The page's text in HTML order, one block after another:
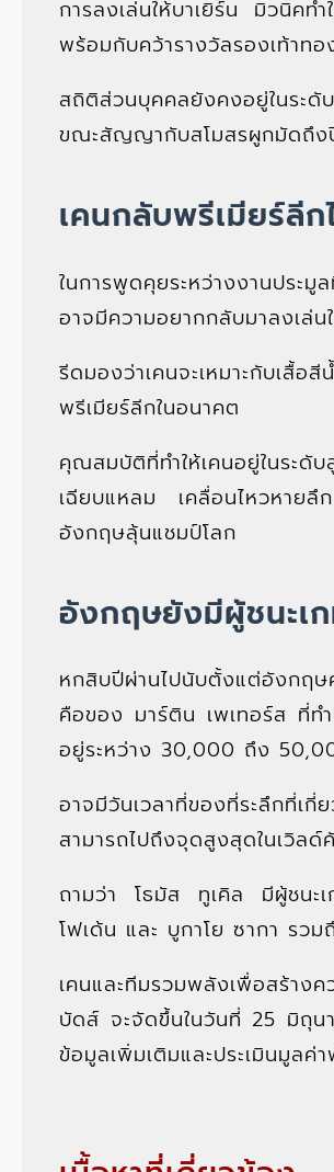
การลงเล่นให้บาเยิร์น มิวนิค
พร้อมกับคว้ารางวัลรองเท้าท
สถิติส่วนบุคคลยังคงอยู่ในระ
ขณะสัญญากับสโมสรผูกมัดถึงปี
เคนกลับพรีเมียร์ลี
ในการพูดคุยระหว่างงานประ
อาจมีความอยากกลับมาลงเล่
รีดมองว่าเคนจะเหมาะกับเสื้อ
พรีเมียร์ลีกในอนาคต
คุณสมบัติที่ทำให้เคนอยู่ในระดับ
เฉียบแหลม เคลื่อนไหวหาย
อังกฤษลุ้นแชมป์โลก
อังกฤษยังมีผู้ชนะเ
หกสิบปีผ่านไปนับตั้งแต่อังกฤ
คือของ มาร์ติน เพเทอร์ส ที่ท
อยู่ระหว่าง 30,000 ถึง
อาจมีวันเวลาที่ของที่ระลึกที่
สามารถไปถึงจุดสูงสุดในเวิลด์
ถามว่า โธมัส ทูเคิล มีผู้ชนะ
โฟเด้น และ บูกาโย ซากา รว
เคนและทีมรวมพลังเพื่อสร้าง
บัดส์ จะจัดขึ้นในวันที่ 25 มิถุ
ข้อมูลเพิ่มเติมและประเมินมูลค่